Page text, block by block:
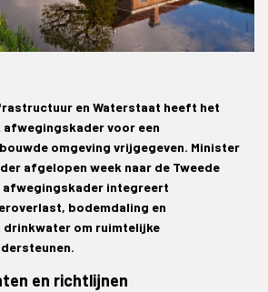
en Waterstaat heeft het
voor een
omgeving vrijgegeven. Minister
afgelopen week naar de Tweede
afwegingskader integreert
bodemdaling en
drinkwater om ruimtelijke
en richtlijnen